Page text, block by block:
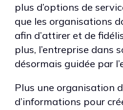
plus d’options de
que les organisations
afin d’attirer et de
plus, l’entreprise dans
désormais guidée par
Plus une organisation
d’informations pour